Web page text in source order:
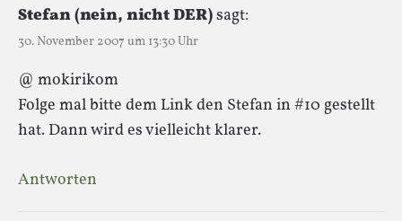
Stefan (nein, nicht DER)sagt:
30. November 2007 um 13:30 Uhr
@ mokirikom
Folge mal bitte dem Link den Stefan in #10 gestellt
hat. Dann wird es vielleicht klarer.
Antworten